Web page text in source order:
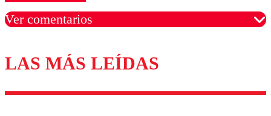
Ver comentarios
Los comentarios son moderados para garantizar un
diálogo respetuoso.
LAS MÁS LEÍDAS